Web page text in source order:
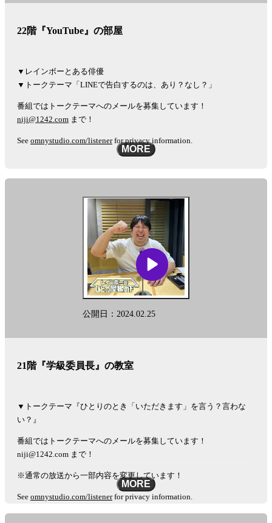
22階『YouTube』の部屋
▼レインボーとある俳優
▼トークテーマ「LINEで告白するのは、あり？なし？」
番組ではトークテーマへのメールを募集しています！
niji@1242.com まで！
See omnystudio.com/listenerfor privacy information.
MORE
公開日：2024.02.25
21階『学級委員長』の教室
▼トークテーマ『ひとりのとき「いただきます」を言う？言わな
い？』
番組ではトークテーマへのメールを募集しています！
niji@1242.com まで！
※通常の放送から一部内容を変更しています！
See omnystudio.com/listenerfor privacy information.
MORE